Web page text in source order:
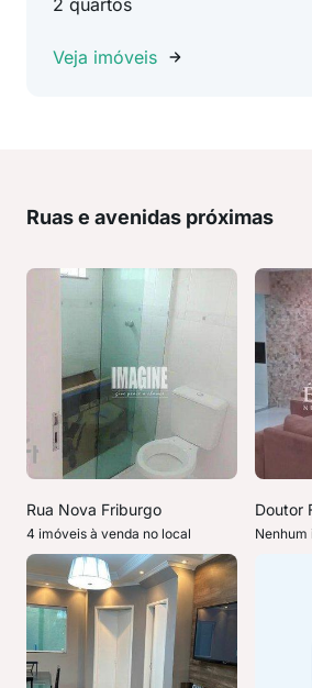
2 quartos
Veja imóveis
Ruas e avenidas próximas
Rua Nova Friburgo
4 imóveis à venda no local
Doutor
Nenhum